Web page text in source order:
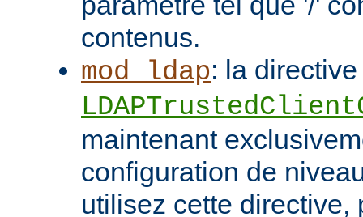
contenus.
mod_ldap: la directive
maintenant
configuration de
utilisez cette directive,